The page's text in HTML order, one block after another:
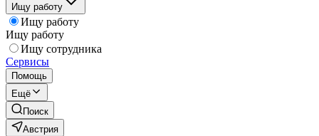
Ищу работу
Ищу работу
Ищу работу
Ищу сотрудника
Сервисы
Помощь
Ещё
Поиск
Австрия